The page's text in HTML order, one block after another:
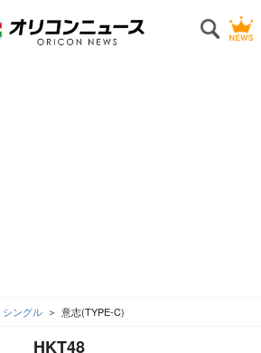
シングル 意志(TYPE-C)
HKT48